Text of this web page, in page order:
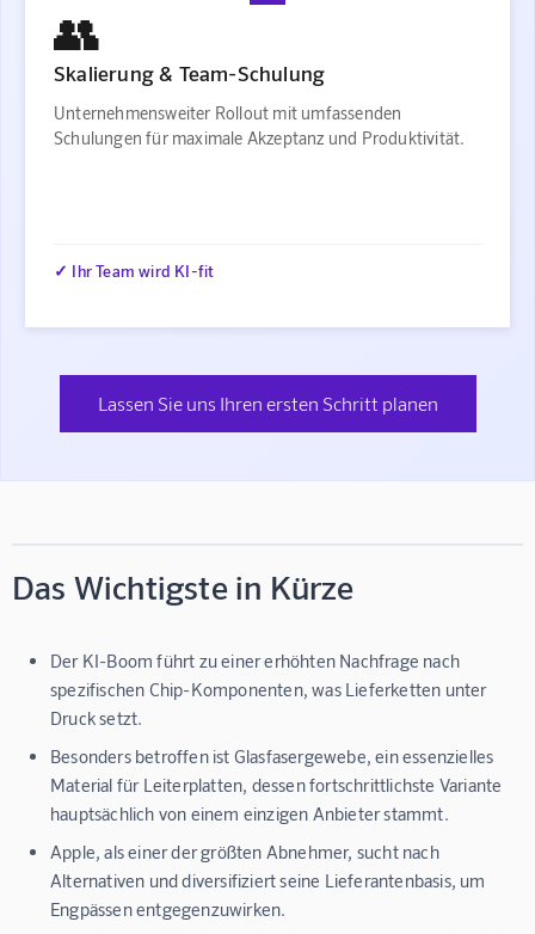
👥
Skalierung & Team-Schulung
Unternehmensweiter Rollout mit umfassenden
Schulungen für maximale Akzeptanz und Produktivität.
✓ Ihr Team wird KI-fit
Lassen Sie uns Ihren ersten Schritt planen
Das Wichtigste in Kürze
Der KI-Boom führt zu einer erhöhten Nachfrage nach
spezifischen Chip-Komponenten, was Lieferketten unter
Druck setzt.
Besonders betroffen ist Glasfasergewebe, ein essenzielles
Material für Leiterplatten, dessen fortschrittlichste Variante
hauptsächlich von einem einzigen Anbieter stammt.
Apple, als einer der größten Abnehmer, sucht nach
Alternativen und diversifiziert seine Lieferantenbasis, um
Engpässen entgegenzuwirken.